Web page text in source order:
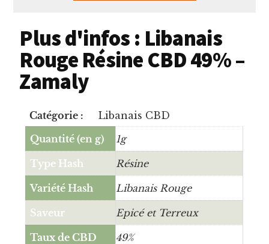
Plus d'infos : Libanais
Rouge Résine CBD 49% –
Zamaly
Catégorie :
Libanais CBD
Quantité (en g)
1g
Type Hash Résine
Variété Hash Libanais Rouge
Saveur Epicé et Terreux
Taux de CBD 49%